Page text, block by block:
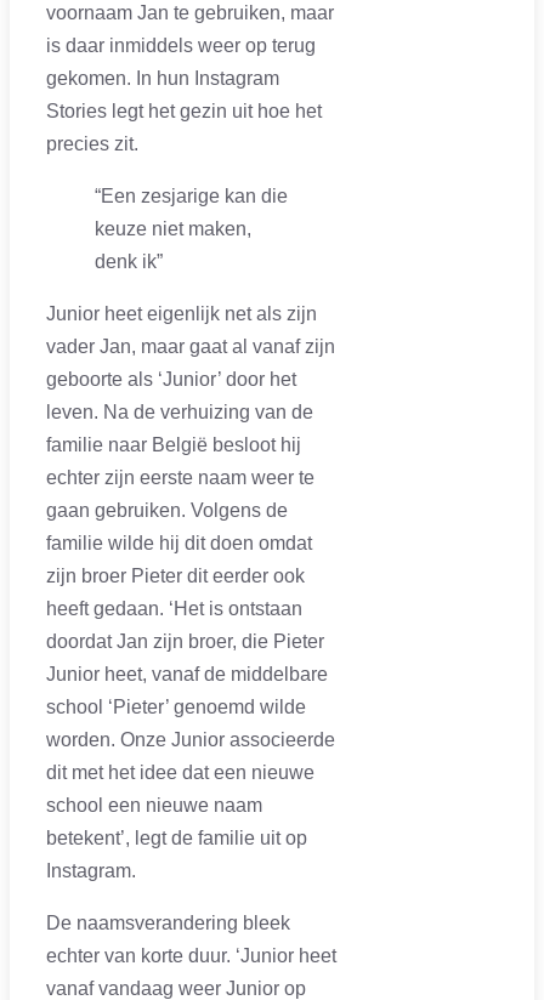
voornaam Jan te gebruiken, maar
is daar inmiddels weer op terug
gekomen. In hun Instagram
Stories legt het gezin uit hoe het
precies zit.
“Een zesjarige kan die
keuze niet maken,
denk ik”
Junior heet eigenlijk net als zijn
vader Jan, maar gaat al vanaf zijn
geboorte als ‘Junior’ door het
leven. Na de verhuizing van de
familie naar België besloot hij
echter zijn eerste naam weer te
gaan gebruiken. Volgens de
familie wilde hij dit doen omdat
zijn broer Pieter dit eerder ook
heeft gedaan. ‘Het is ontstaan
doordat Jan zijn broer, die Pieter
Junior heet, vanaf de middelbare
school ‘Pieter’ genoemd wilde
worden. Onze Junior associeerde
dit met het idee dat een nieuwe
school een nieuwe naam
betekent’, legt de familie uit op
Instagram.
De naamsverandering bleek
echter van korte duur. ‘Junior heet
vanaf vandaag weer Junior op